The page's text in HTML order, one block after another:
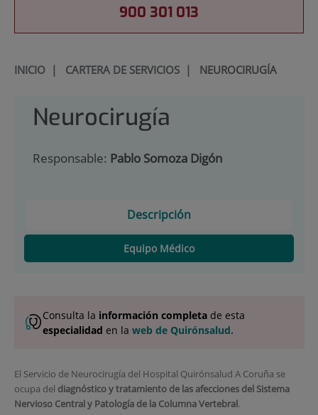
900 301 013
INICIO| CARTERA DE SERVICIOS| NEUROCIRUGÍA
Neurocirugía
Responsable: Pablo Somoza Digón
Descripción
Equipo Médico
Consulta la información completade esta
especialidad en la web de Quirónsalud.
El Servicio de Neurocirugía del Hospital Quirónsalud A Coruña se
ocupa del diagnóstico y tratamiento de las afecciones del Sistema
Nervioso Central y Patología de la Columna Vertebral.